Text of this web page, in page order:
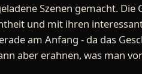
Szenen gemacht.
und mit ihren
am Anfang - da das
aber erahnen, was man